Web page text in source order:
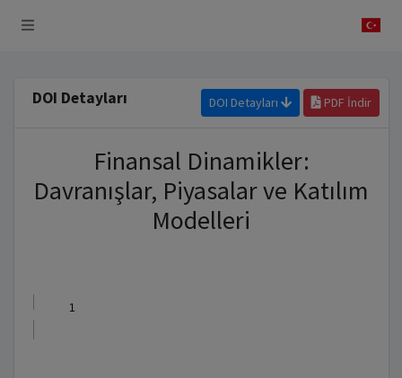
DOI Detayları DOI Detayları PDF İndir
Finansal Dinamikler:
Davranışlar, Piyasalar ve Katılım
Modelleri